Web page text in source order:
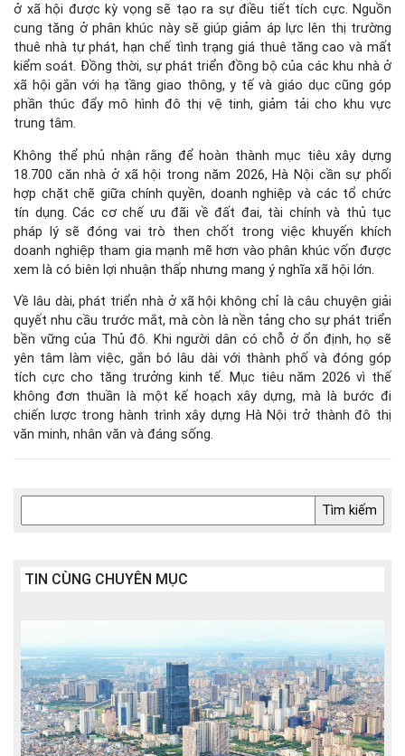
ở xã hội được kỳ vọng sẽ tạo ra sự điều tiết tích cực. Nguồn
cung tăng ở phân khúc này sẽ giúp giảm áp lực lên thị trường
thuê nhà tự phát, hạn chế tình trạng giá thuê tăng cao và mất
kiểm soát. Đồng thời, sự phát triển đồng bộ của các khu nhà ở
xã hội gắn với hạ tầng giao thông, y tế và giáo dục cũng góp
phần thúc đẩy mô hình đô thị vệ tinh, giảm tải cho khu vực
trung tâm.
Không thể phủ nhận rằng để hoàn thành mục tiêu xây dựng
18.700 căn nhà ở xã hội trong năm 2026, Hà Nội cần sự phối
hợp chặt chẽ giữa chính quyền, doanh nghiệp và các tổ chức
tín dụng. Các cơ chế ưu đãi về đất đai, tài chính và thủ tục
pháp lý sẽ đóng vai trò then chốt trong việc khuyến khích
doanh nghiệp tham gia mạnh mẽ hơn vào phân khúc vốn được
xem là có biên lợi nhuận thấp nhưng mang ý nghĩa xã hội lớn.
Về lâu dài, phát triển nhà ở xã hội không chỉ là câu chuyện giải
quyết nhu cầu trước mắt, mà còn là nền tảng cho sự phát triển
bền vững của Thủ đô. Khi người dân có chỗ ở ổn định, họ sẽ
yên tâm làm việc, gắn bó lâu dài với thành phố và đóng góp
tích cực cho tăng trưởng kinh tế. Mục tiêu năm 2026 vì thế
không đơn thuần là một kế hoạch xây dựng, mà là bước đi
chiến lược trong hành trình xây dựng Hà Nội trở thành đô thị
văn minh, nhân văn và đáng sống.
TIN CÙNG CHUYÊN MỤC